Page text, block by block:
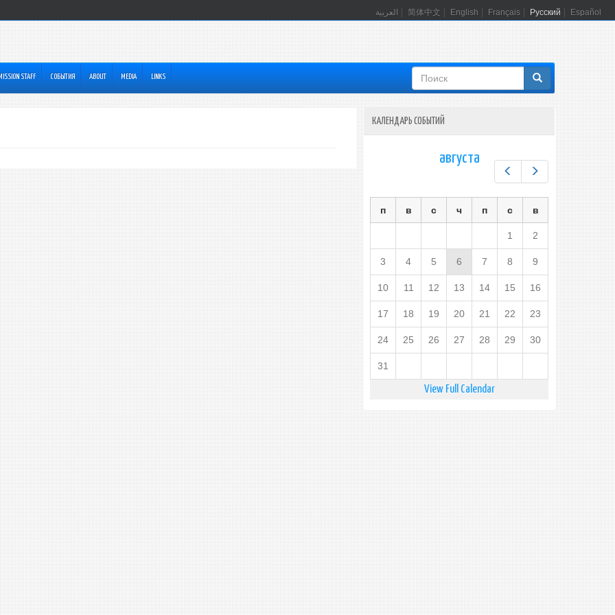
العربية 简体中文 English Français Русский Español
STAFF СОБЫТИЯ ABOUT MEDIA LINKS
Форма
поиска
КАЛЕНДАРЬ СОБЫТИЙ
Предыдущий
Следующий
августа
п в с ч п с в
1 2
3 4 5 6 7 8 9
10 11 12 13 14 15 16
17 18 19 20 21 22 23
24 25 26 27 28 29 30
31
View Full Calendar